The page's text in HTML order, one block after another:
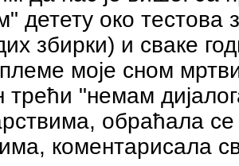
детету око тестова
збирки) и сваке
моје сном
трећи "немам
обраћала
коментарисала